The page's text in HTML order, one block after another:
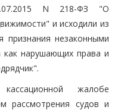
N 218-ФЗ "О
и исходили из
признания незаконными
как нарушающих права и
жалобе
рассмотрения судов и